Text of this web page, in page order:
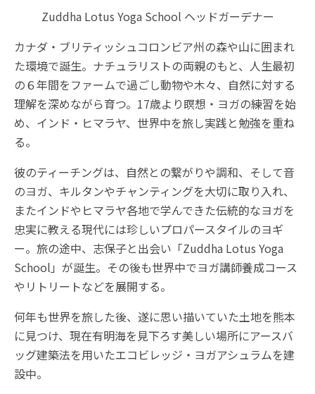
Zuddha Lotus Yoga School ヘッドガーデナー
カナダ・ブリティッシュコロンビア州の森や山に囲まれ
た環境で誕生。ナチュラリストの両親のもと、人生最初
の６年間をファームで過ごし動物や木々、自然に対する
理解を深めながら育つ。17歳より瞑想・ヨガの練習を始
め、インド・ヒマラヤ、世界中を旅し実践と勉強を重ね
る。
彼のティーチングは、自然との繋がりや調和、そして音
のヨガ、キルタンやチャンティングを大切に取り入れ、
またインドやヒマラヤ各地で学んできた伝統的なヨガを
忠実に教える現代には珍しいプロパースタイルのヨギ
ー。旅の途中、志保子と出会い「Zuddha Lotus Yoga
School」が誕生。その後も世界中でヨガ講師養成コース
やリトリートなどを展開する。
何年も世界を旅した後、遂に思い描いていた土地を熊本
に見つけ、現在有明海を見下ろす美しい場所にアースバ
ッグ建築法を用いたエコビレッジ・ヨガアシュラムを建
設中。